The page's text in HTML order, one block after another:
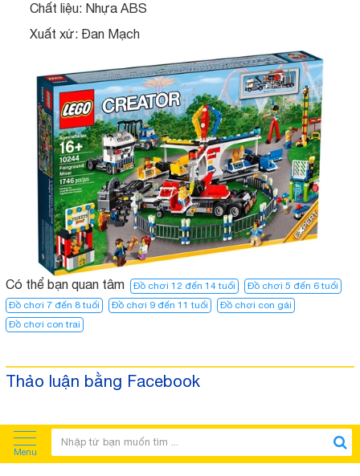
Chất liệu: Nhựa ABS
Xuất xứ: Đan Mạch
Có thể bạn quan tâm Đồ chơi 12 đến 14 tuổi
Đồ chơi 5 đến 6 tuổi
Đồ chơi 7 đến 8 tuổi
Đồ chơi 9 đến 11 tuổi
Đồ chơi con gái
Đồ chơi con trai
Thảo luận bằng Facebook
Menu